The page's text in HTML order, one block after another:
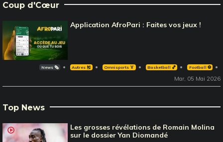
Coup d'Cœur
Application AfroPari : Faites vos jeux !
News 🗞️ Autres 🎽 Omnisports 🏅 Basketball 🏀 Football ⚽️
Mar, 05 Mai 2026
Top News
Les grosses révélations de Romain Molina
sur le dossier Yan Diomandé